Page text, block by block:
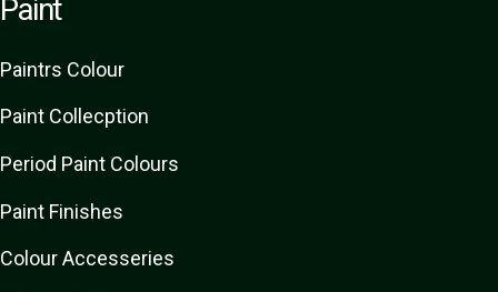
Paint
Paintrs Colour
Paint Collecption
Period Paint Colours
Paint Finishes
Colour Accesseries